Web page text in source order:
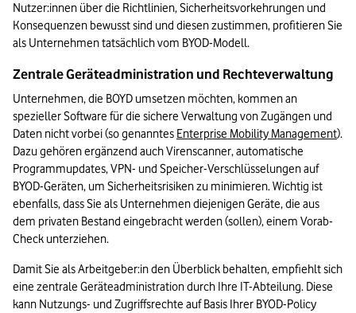
Nutzer:innen über die Richtlinien, Sicherheitsvorkehrungen und
Konsequenzen bewusst sind und diesen zustimmen, profitieren Sie
als Unternehmen tatsächlich vom BYOD-Modell.
Zentrale Geräteadministration und Rechteverwaltung
Unternehmen, die BOYD umsetzen möchten, kommen an
spezieller Software für die sichere Verwaltung von Zugängen und
Daten nicht vorbei (so genanntes Enterprise Mobility Management).
Dazu gehören ergänzend auch Virenscanner, automatische
Programmupdates, VPN- und Speicher-Verschlüsselungen auf
BYOD-Geräten, um Sicherheitsrisiken zu minimieren. Wichtig ist
ebenfalls, dass Sie als Unternehmen diejenigen Geräte, die aus
dem privaten Bestand eingebracht werden (sollen), einem Vorab-
Check unterziehen.
Damit Sie als Arbeitgeber:in den Überblick behalten, empfiehlt sich
eine zentrale Geräteadministration durch Ihre IT-Abteilung. Diese
kann Nutzungs- und Zugriffsrechte auf Basis Ihrer BYOD-Policy